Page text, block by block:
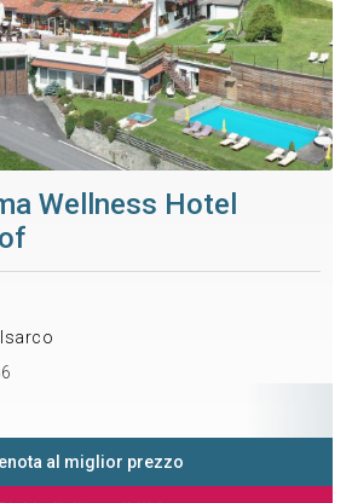
Wellness Hotel
al miglior prezzo